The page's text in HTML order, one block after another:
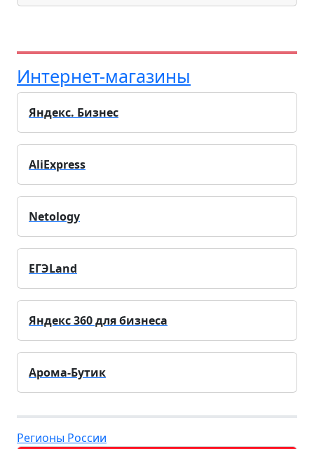
Интернет-магазины
Яндекс. Бизнес
AliExpress
Netology
ЕГЭLand
Яндекс 360 для бизнеса
Арома-Бутик
Регионы России